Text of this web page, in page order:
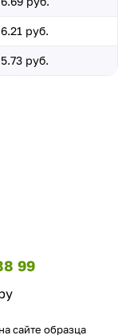
6.21 руб.
5.73 руб.
99
сайте образца